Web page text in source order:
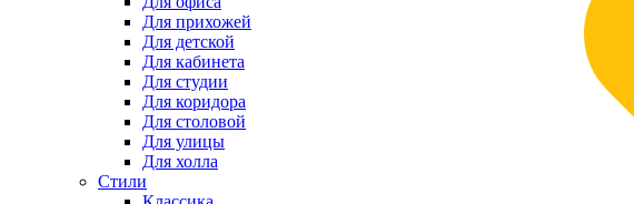
Для прихожей
Для детской
Для кабинета
Для студии
Для коридора
Для столовой
Для улицы
Для холла
Стили